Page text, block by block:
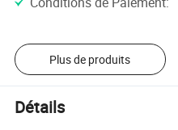
Plus de produits
Détails